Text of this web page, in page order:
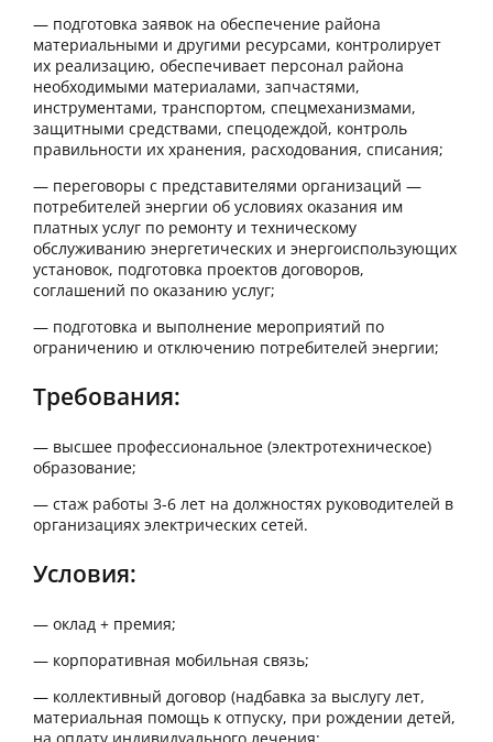
— подготовка заявок на обеспечение района
материальными и другими ресурсами, контролирует
их реализацию, обеспечивает персонал района
необходимыми материалами, запчастями,
инструментами, транспортом, спецмеханизмами,
защитными средствами, спецодеждой, контроль
правильности их хранения, расходования, списания;
— переговоры с представителями организаций —
потребителей энергии об условиях оказания им
платных услуг по ремонту и техническому
обслуживанию энергетических и энергоиспользующих
установок, подготовка проектов договоров,
соглашений по оказанию услуг;
— подготовка и выполнение мероприятий по
ограничению и отключению потребителей энергии;
Требования:
— высшее профессиональное (электротехническое)
образование;
— стаж работы 3-6 лет на должностях руководителей в
организациях электрических сетей.
Условия:
— оклад + премия;
— корпоративная мобильная связь;
— коллективный договор (надбавка за выслугу лет,
материальная помощь к отпуску, при рождении детей,